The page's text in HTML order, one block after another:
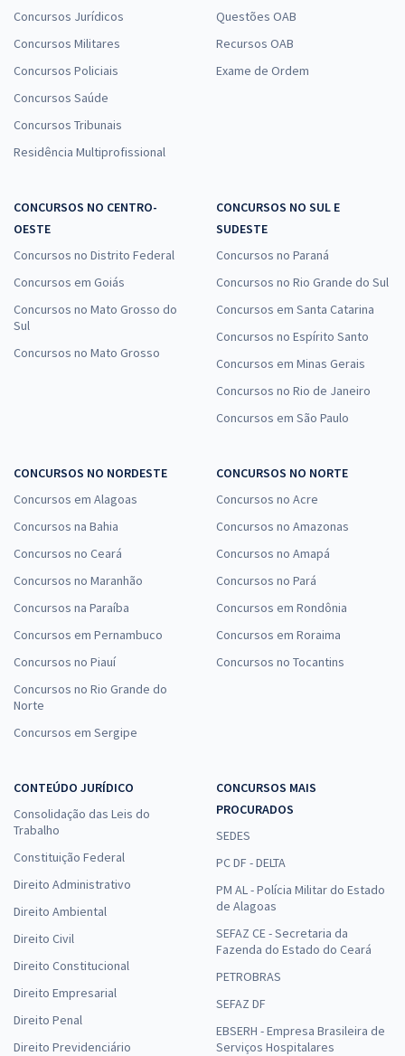
Concursos Jurídicos
Concursos Militares
Concursos Policiais
Concursos Saúde
Concursos Tribunais
Residência Multiprofissional
Questões OAB
Recursos OAB
Exame de Ordem
CONCURSOS NO CENTRO-
OESTE
Concursos no Distrito Federal
Concursos em Goiás
Concursos no Mato Grosso do
Sul
Concursos no Mato Grosso
CONCURSOS NO SUL E
SUDESTE
Concursos no Paraná
Concursos no Rio Grande do Sul
Concursos em Santa Catarina
Concursos no Espírito Santo
Concursos em Minas Gerais
Concursos no Rio de Janeiro
Concursos em São Paulo
CONCURSOS NO NORDESTE
Concursos em Alagoas
Concursos na Bahia
Concursos no Ceará
Concursos no Maranhão
Concursos na Paraíba
Concursos em Pernambuco
Concursos no Piauí
Concursos no Rio Grande do
Norte
Concursos em Sergipe
CONCURSOS NO NORTE
Concursos no Acre
Concursos no Amazonas
Concursos no Amapá
Concursos no Pará
Concursos em Rondônia
Concursos em Roraima
Concursos no Tocantins
CONTEÚDO JURÍDICO
Consolidação das Leis do
Trabalho
Constituição Federal
Direito Administrativo
Direito Ambiental
Direito Civil
Direito Constitucional
Direito Empresarial
Direito Penal
Direito Previdenciário
CONCURSOS MAIS
PROCURADOS
SEDES
PC DF - DELTA
PM AL - Polícia Militar do Estado
de Alagoas
SEFAZ CE - Secretaria da
Fazenda do Estado do Ceará
PETROBRAS
SEFAZ DF
EBSERH - Empresa Brasileira de
Serviços Hospitalares